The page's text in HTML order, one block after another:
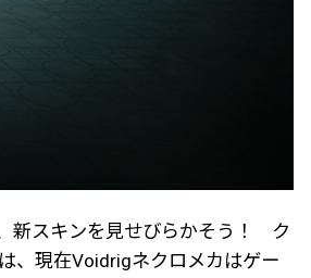
新スキンを見せびらかそう！ ク
、現在Voidrigネクロメカはゲー